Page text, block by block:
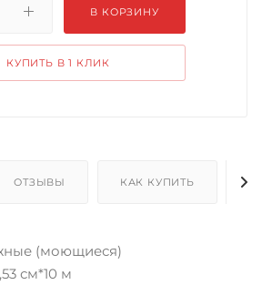
В КОРЗИНУ
КУПИТЬ В 1 КЛИК
ОТЗЫВЫ КАК КУПИТЬ
(моющиеся)
см*10 м